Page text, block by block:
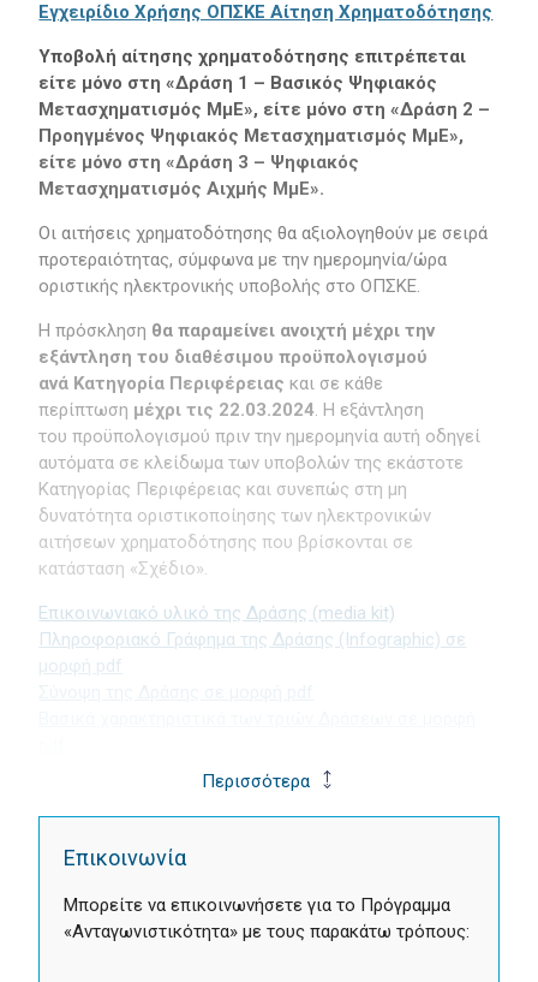
Εγχειρίδιο Χρήσης ΟΠΣΚΕ Αίτηση Χρηματοδότησης
Υποβολή αίτησης χρηματοδότησης επιτρέπεται
είτε μόνο στη «Δράση 1 – Βασικός Ψηφιακός
Μετασχηματισμός ΜμΕ», είτε μόνο στη «Δράση 2 –
Προηγμένος Ψηφιακός Μετασχηματισμός ΜμΕ»,
είτε μόνο στη «Δράση 3 – Ψηφιακός
Μετασχηματισμός Αιχμής ΜμΕ».
Οι αιτήσεις χρηματοδότησης θα αξιολογηθούν με σειρά
προτεραιότητας, σύμφωνα με την ημερομηνία/ώρα
οριστικής ηλεκτρονικής υποβολής στο OΠΣΚΕ.
Η πρόσκληση θα παραμείνει ανοιχτή μέχρι την
εξάντληση του διαθέσιμου προϋπολογισμού
ανά Κατηγορία Περιφέρειας και σε κάθε
περίπτωση μέχρι τις 22.03.2024. Η εξάντληση
του προϋπολογισμού πριν την ημερομηνία αυτή οδηγεί
αυτόματα σε κλείδωμα των υποβολών της εκάστοτε
Κατηγορίας Περιφέρειας και συνεπώς στη μη
δυνατότητα οριστικοποίησης των ηλεκτρονικών
αιτήσεων χρηματοδότησης που βρίσκονται σε
κατάσταση «Σχέδιο».
Επικοινωνιακό υλικό της Δράσης (media kit)
Πληροφοριακό Γράφημα της Δράσης (Infographic) σε
μορφή pdf
Περισσότερα
Επικοινωνία
Μπορείτε να επικοινωνήσετε για το Πρόγραμμα
«Ανταγωνιστικότητα» με τους παρακάτω τρόπους: